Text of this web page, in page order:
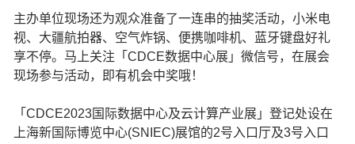
主办单位现场还为观众准备了一连串的抽奖活动，小米电
视、大疆航拍器、空气炸锅、便携咖啡机、蓝牙键盘好礼
享不停。马上关注「CDCE数据中心展」微信号，在展会
现场参与活动，即有机会中奖哦！
「CDCE2023国际数据中心及云计算产业展」登记处设在
上海新国际博览中心(SNIEC)展馆的2号入口厅及3号入口